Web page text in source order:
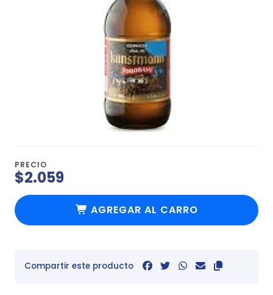
PRECIO
$2.059
AGREGAR AL CARRO
Compartir este producto